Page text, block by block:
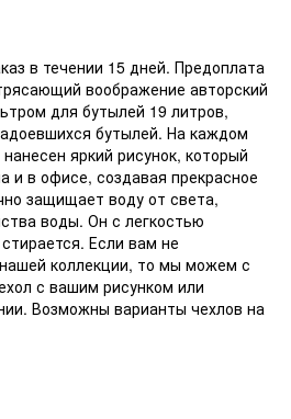
в течении 15 дней. Предоплата
воображение авторский
для бутылей 19 литров,
бутылей. На каждом
яркий рисунок, который
и в офисе, создавая прекрасное
защищает воду от света,
воды. Он с легкостью
Если вам не
нашей коллекции, то мы можем с
с вашим рисунком или
Возможны варианты чехлов на